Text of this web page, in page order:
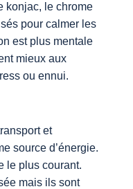
konjac, le chrome
pour calmer les
est plus mentale
mieux aux
ou ennui.
et
source d’énergie.
le plus courant.
mais ils sont